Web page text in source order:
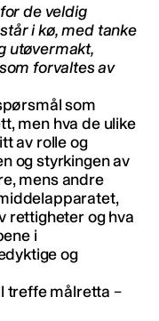
de veldig
i kø, med tanke
utøvermakt,
forvaltes av
som
men hva de ulike
av rolle og
og styrkingen av
mens andre
rettigheter og hva
i
og
treffe målretta –